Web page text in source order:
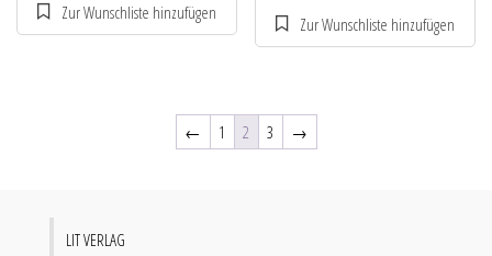
← 1 2 3 →
LIT VERLAG